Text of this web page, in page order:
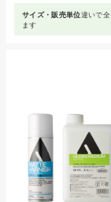
サイズ・販売単位違いで全
ます